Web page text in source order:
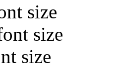
size
size
size